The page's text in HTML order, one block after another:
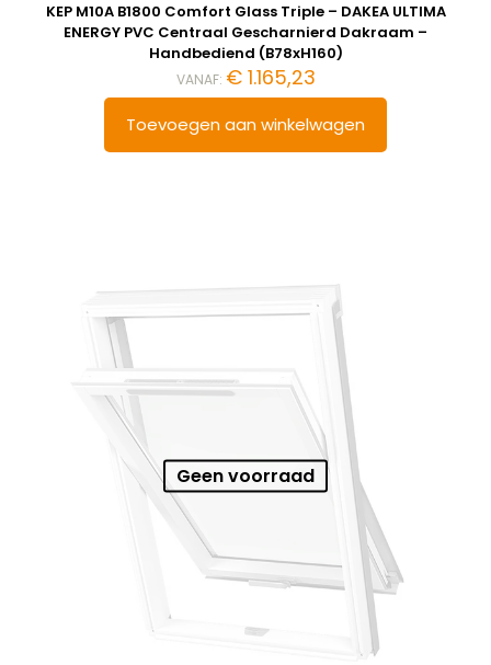
KEP M10A B1800 Comfort Glass Triple – DAKEA ULTIMA
ENERGY PVC Centraal Gescharnierd Dakraam –
Handbediend (B78xH160)
VANAF: €1.165,23
Toevoegen aan winkelwagen
Geen voorraad